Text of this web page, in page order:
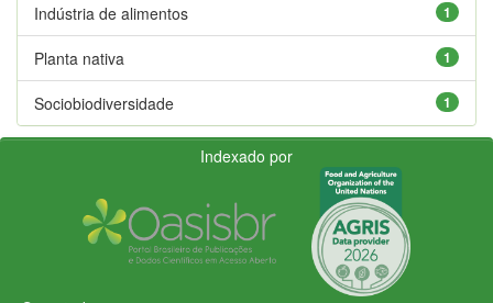
1
Indústria de alimentos
1
Planta nativa
1
Sociobiodiversidade
Indexado por